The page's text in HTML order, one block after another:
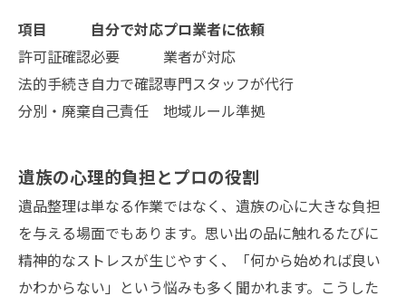
項目 自分で対応プロ業者に依頼
許可証確認必要
業者が対応
法的手続き自力で確認専門スタッフが代行
分別・廃棄自己責任 地域ルール準拠
遺族の心理的負担とプロの役割
遺品整理は単なる作業ではなく、遺族の心に大きな負担
を与える場面でもあります。思い出の品に触れるたびに
精神的なストレスが生じやすく、「何から始めれば良い
かわからない」という悩みも多く聞かれます。こうした